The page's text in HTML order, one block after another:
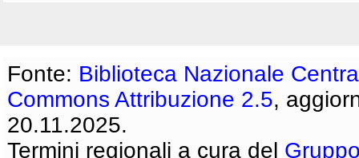
Fonte: Biblioteca Nazionale
Commons Attribuzione 2.5,
20.11.2025.
Termini regionali a cura del